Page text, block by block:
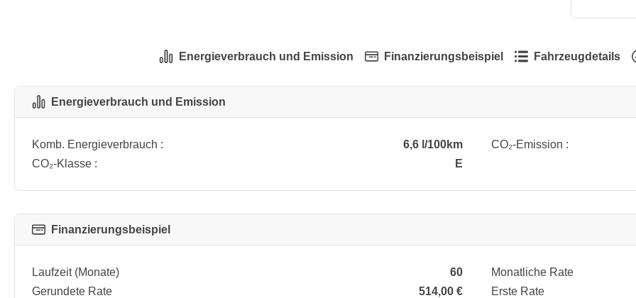
Energieverbrauch und Emission Finanzierungsbeispiel Fahrzeugdetails
Energieverbrauch und Emission
Komb. Energieverbrauch : 6,6 l/100km
CO₂-Emission :
CO₂-Klasse :
E
Finanzierungsbeispiel
Laufzeit (Monate) 60
Monatliche Rate
Gerundete Rate
514,00 €
Erste Rate